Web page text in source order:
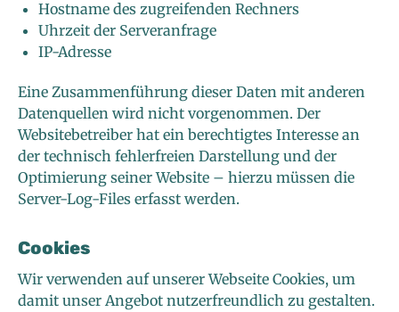
Hostname des zugreifenden Rechners
Uhrzeit der Serveranfrage
IP-Adresse
Eine Zusammenführung dieser Daten mit anderen
Datenquellen wird nicht vorgenommen. Der
Websitebetreiber hat ein berechtigtes Interesse an
der technisch fehlerfreien Darstellung und der
Optimierung seiner Website – hierzu müssen die
Server-Log-Files erfasst werden.
Cookies
Wir verwenden auf unserer Webseite Cookies, um
damit unser Angebot nutzerfreundlich zu gestalten.